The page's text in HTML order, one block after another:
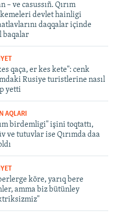
– ve casussıñ. Qırım
devlet hainligi
daqqalar içinde
baqalar
qaça, er kes kete": cenk
Rusiye turistlerine nasıl
yetti
AQLARI
birdemligi" işini toqtattı,
ve tutuvlar ise Qırımda daa
köre, yarıq bere
amma biz bütünley